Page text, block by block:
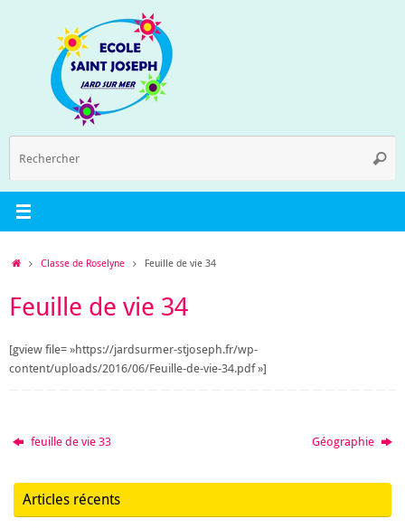
AccueilClasse de Roselyne Feuille de vie 34
Feuille de vie 34
[gview file= »https://jardsurmer-stjoseph.fr/wp-
content/uploads/2016/06/Feuille-de-vie-34.pdf »]
feuille de vie 33 Géographie
Articles récents